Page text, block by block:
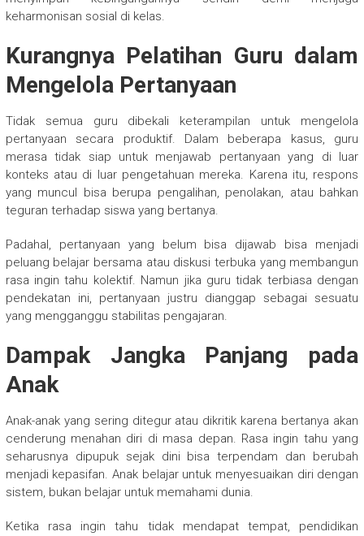
keharmonisan sosial di kelas.
Kurangnya Pelatihan Guru dalam
Mengelola Pertanyaan
Tidak semua guru dibekali keterampilan untuk mengelola
pertanyaan secara produktif. Dalam beberapa kasus, guru
merasa tidak siap untuk menjawab pertanyaan yang di luar
konteks atau di luar pengetahuan mereka. Karena itu, respons
yang muncul bisa berupa pengalihan, penolakan, atau bahkan
teguran terhadap siswa yang bertanya.
Padahal, pertanyaan yang belum bisa dijawab bisa menjadi
peluang belajar bersama atau diskusi terbuka yang membangun
rasa ingin tahu kolektif. Namun jika guru tidak terbiasa dengan
pendekatan ini, pertanyaan justru dianggap sebagai sesuatu
yang mengganggu stabilitas pengajaran.
Dampak Jangka Panjang pada
Anak
Anak-anak yang sering ditegur atau dikritik karena bertanya akan
cenderung menahan diri di masa depan. Rasa ingin tahu yang
seharusnya dipupuk sejak dini bisa terpendam dan berubah
menjadi kepasifan. Anak belajar untuk menyesuaikan diri dengan
sistem, bukan belajar untuk memahami dunia.
Ketika rasa ingin tahu tidak mendapat tempat, pendidikan